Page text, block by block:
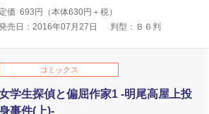
定価 693 円（本体630円＋税）
売日：2016年07月27日
判型：Ｂ６判
コミックス
学生探偵と偏屈作家1 -明尾高屋上投
事件(上)-